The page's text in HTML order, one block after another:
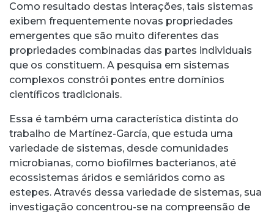
Como resultado destas interações, tais sistemas
exibem frequentemente novas propriedades
emergentes que são muito diferentes das
propriedades combinadas das partes individuais
que os constituem. A pesquisa em sistemas
complexos constrói pontes entre domínios
científicos tradicionais.
Essa é também uma característica distinta do
trabalho de Martínez-García, que estuda uma
variedade de sistemas, desde comunidades
microbianas, como biofilmes bacterianos, até
ecossistemas áridos e semiáridos como as
estepes. Através dessa variedade de sistemas, sua
investigação concentrou-se na compreensão de